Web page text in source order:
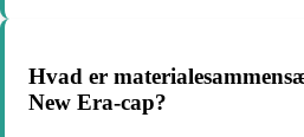
Hvad er
New Era-cap?